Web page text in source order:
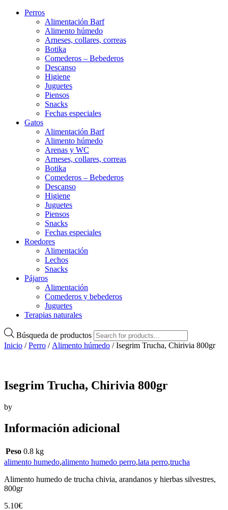
Perros
Alimentación Barf
Alimento húmedo
Arneses, collares, correas
Botika
Comederos – Bebederos
Descanso
Higiene
Juguetes
Piensos
Snacks
Fechas especiales
Gatos
Alimentación Barf
Alimento húmedo
Arenas y WC
Arneses, collares, correas
Botika
Comederos – Bebederos
Descanso
Higiene
Juguetes
Piensos
Snacks
Fechas especiales
Roedores
Alimentación
Lechos
Snacks
Pájaros
Alimentación
Comederos y bebederos
Juguetes
Terapias naturales
Búsqueda de productos
Inicio /Perro / Alimento húmedo / Isegrim Trucha, Chirivia 800gr
Isegrim Trucha, Chirivia 800gr
by
Información adicional
Peso 0.8 kg
alimento humedo,alimento humedo perro,lata perro,trucha
Alimento humedo de trucha chivia, arandanos y hierbas silvestres,
800gr
5.10€